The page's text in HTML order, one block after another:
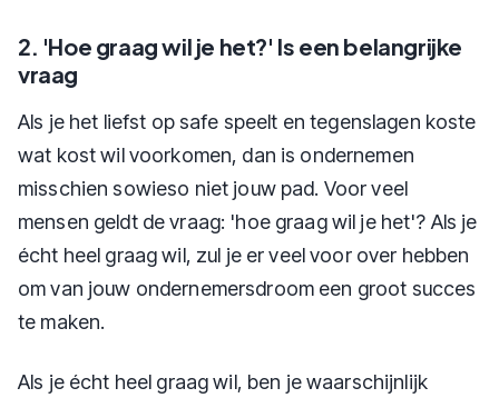
2. 'Hoe graag wil je het?' Is een belangrijke
vraag
Als je het liefst op safe speelt en tegenslagen koste
wat kost wil voorkomen, dan is ondernemen
misschien sowieso niet jouw pad. Voor veel
mensen geldt de vraag: 'hoe graag wil je het'? Als je
écht heel graag wil, zul je er veel voor over hebben
om van jouw ondernemersdroom een groot succes
te maken.
Als je écht heel graag wil, ben je waarschijnlijk